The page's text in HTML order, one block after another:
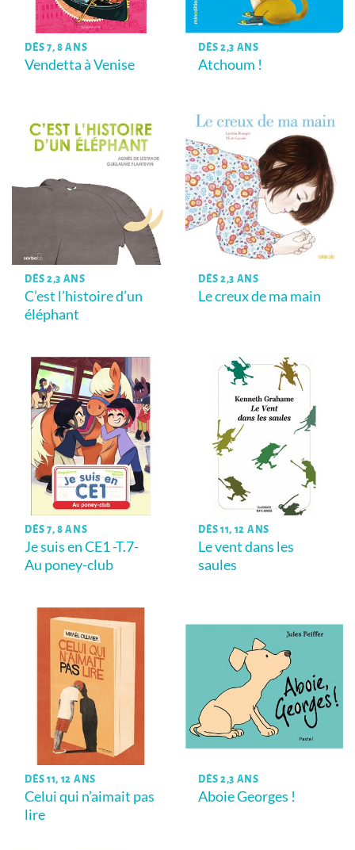
DÈS 7, 8 ANS
Vendetta à Venise
DÈS 2,3 ANS
Atchoum !
DÈS 2,3 ANS
C’est l’histoire d’un
éléphant
DÈS 2,3 ANS
Le creux de ma main
DÈS 7, 8 ANS
Je suis en CE1 -T.7-
Au poney-club
DÈS 11, 12 ANS
Le vent dans les
saules
DÈS 11, 12 ANS
Celui qui n’aimait pas
lire
DÈS 2,3 ANS
Aboie Georges !